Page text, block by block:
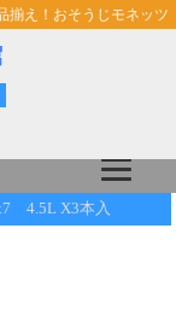
揃え！おそうじモネッツ
4.5L X3本入